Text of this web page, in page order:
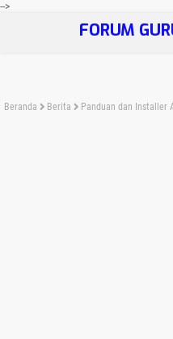
-->
FORUM
Beranda Berita Panduan dan Installer